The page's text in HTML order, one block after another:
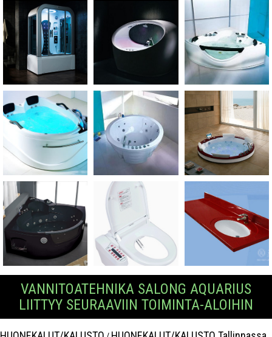
VANNITOATEHNIKA SALONG AQUARIUS
LIITTYY SEURAAVIIN TOIMINTA-ALOIHIN